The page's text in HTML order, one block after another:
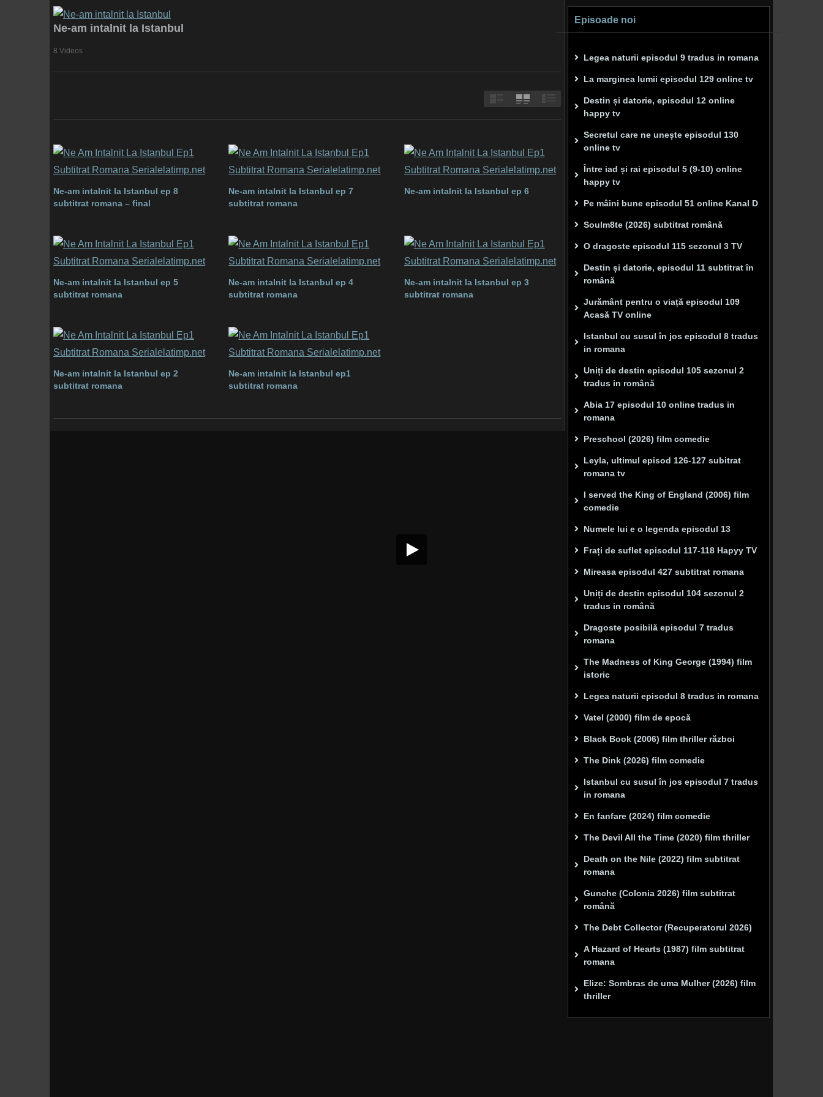
Ne-am intalnit la Istanbul
8 Videos
Ne-am intalnit la Istanbul ep 8
subtitrat romana – final
Ne-am intalnit la Istanbul ep 7
subtitrat romana
Ne-am intalnit la Istanbul ep 6
Ne-am intalnit la Istanbul ep 5
subtitrat romana
Ne-am intalnit la Istanbul ep 4
subtitrat romana
Ne-am intalnit la Istanbul ep 3
subtitrat romana
Ne-am intalnit la Istanbul ep 2
subtitrat romana
Ne-am intalnit la Istanbul ep1
subtitrat romana
Episoade noi
Legea naturii episodul 9 tradus in romana
La marginea lumii episodul 129 online tv
Destin și datorie, episodul 12 online
happy tv
Secretul care ne unește episodul 130
online tv
Între iad și rai episodul 5 (9-10) online
happy tv
Pe mâini bune episodul 51 online Kanal D
Soulm8te (2026) subtitrat română
O dragoste episodul 115 sezonul 3 TV
Destin și datorie, episodul 11 subtitrat în
română
Jurământ pentru o viață episodul 109
Acasă TV online
Istanbul cu susul în jos episodul 8 tradus
in romana
Uniți de destin episodul 105 sezonul 2
tradus in română
Abia 17 episodul 10 online tradus in
romana
Preschool (2026) film comedie
Leyla, ultimul episod 126-127 subitrat
romana tv
I served the King of England (2006) film
comedie
Numele lui e o legenda episodul 13
Frați de suflet episodul 117-118 Hapyy TV
Mireasa episodul 427 subtitrat romana
Uniți de destin episodul 104 sezonul 2
tradus in română
Dragoste posibilă episodul 7 tradus
romana
The Madness of King George (1994) film
istoric
Legea naturii episodul 8 tradus in romana
Vatel (2000) film de epocă
Black Book (2006) film thriller război
The Dink (2026) film comedie
Istanbul cu susul în jos episodul 7 tradus
in romana
En fanfare (2024) film comedie
The Devil All the Time (2020) film thriller
Death on the Nile (2022) film subtitrat
romana
Gunche (Colonia 2026) film subtitrat
română
The Debt Collector (Recuperatorul 2026)
A Hazard of Hearts (1987) film subtitrat
romana
Elize: Sombras de uma Mulher (2026) film
thriller